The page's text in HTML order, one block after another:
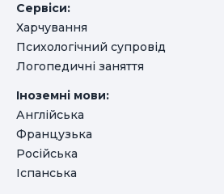
Сервіси:
Харчування
Психологічний супровід
Логопедичні заняття
Іноземні мови:
Англійська
Французька
Російська
Іспанська